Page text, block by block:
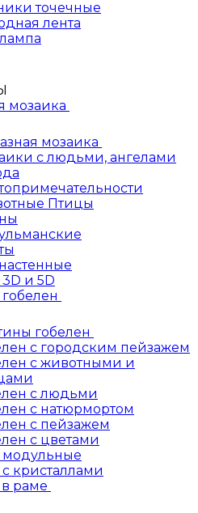
точечные
лента
мозаика
мозаика
с людьми, ангелами
Птицы
и 5D
гобелен
с городским пейзажем
с животными и
с людьми
с натюрмортом
с пейзажем
с цветами
модульные
кристаллами
раме